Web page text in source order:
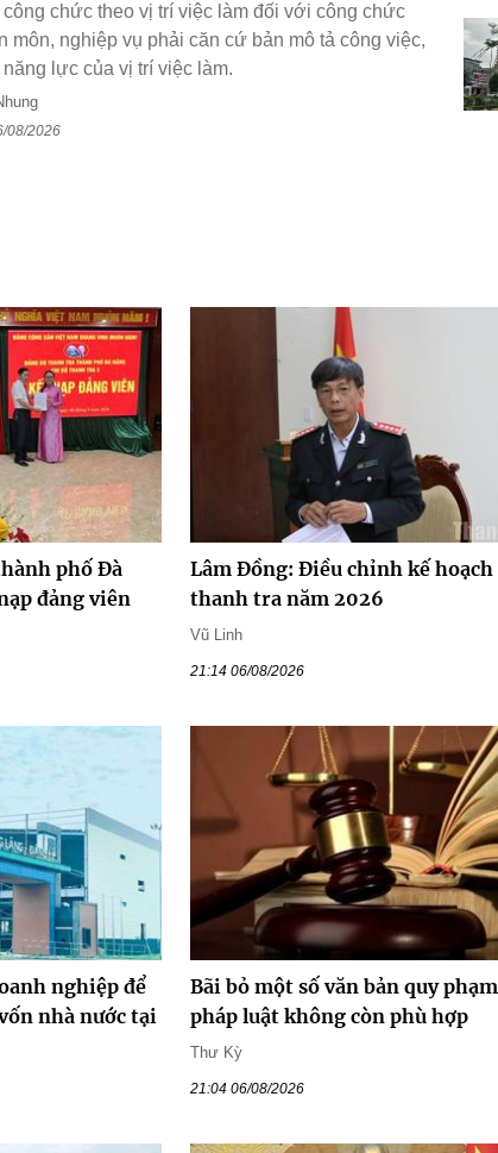
công chức theo vị trí việc làm đối với công chức
môn, nghiệp vụ phải căn cứ bản mô tả công việc,
năng lực của vị trí việc làm.
08/2026
phố Đà
đảng viên
Lâm Đồng: Điều chỉnh kế hoạch
thanh tra năm 2026
Vũ Linh
21:14 06/08/2026
nghiệp để
nhà nước tại
Bãi bỏ một số văn bản quy phạm
pháp luật không còn phù hợp
Thư Kỳ
21:04 06/08/2026